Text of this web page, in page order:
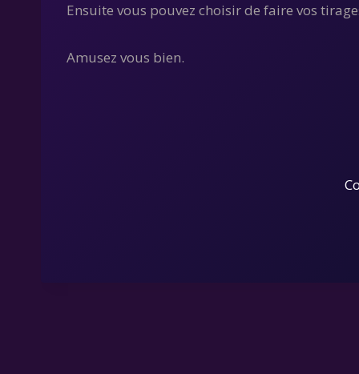
Ensuite vous pouvez choisir de faire vos
Amusez vous bien.